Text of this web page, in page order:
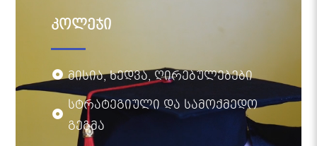
კოლეჯი
მისია, ხედვა, ღირებულებები
სტრატეგიული და სამოქმედო
გეგმა